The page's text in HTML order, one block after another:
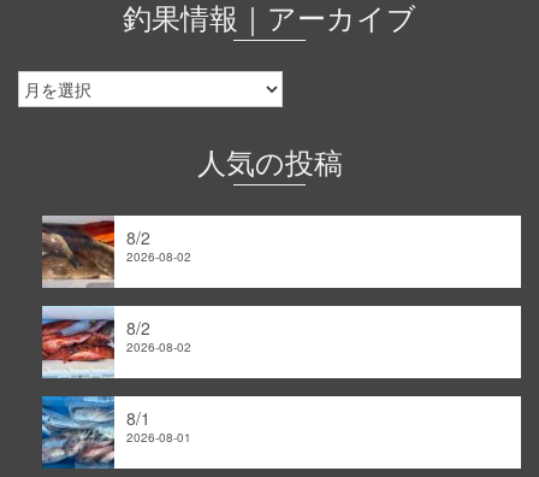
釣果情報｜アーカイブ
釣
果
人気の投稿
8/2
2026-08-02
8/2
2026-08-02
8/1
2026-08-01